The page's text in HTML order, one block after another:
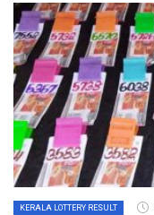
KERALA LOTTERY RESULT